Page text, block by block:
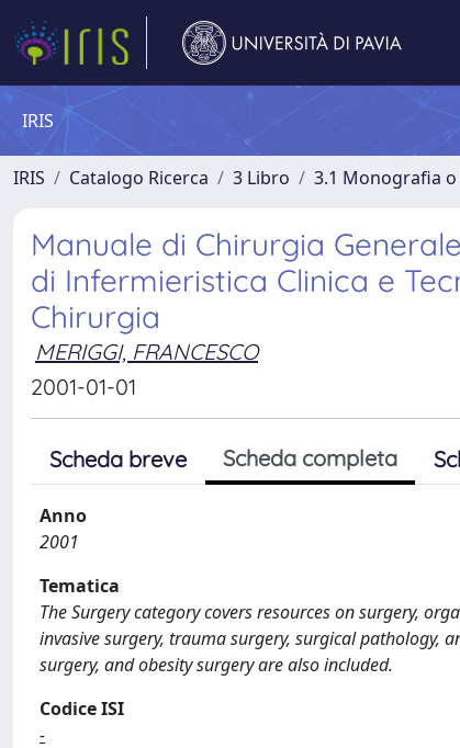
IRIS
IRIS Catalogo Ricerca 3 Libro 3.1 Monografia
Manuale di Chirurgia
di Infermieristica Clinica e
Chirurgia
MERIGGI, FRANCESCO
2001-01-01
Scheda breve Scheda completa
Anno
2001
Tematica
The Surgery category covers resources on surgery,
invasive surgery, trauma surgery, surgical pathology,
surgery, and obesity surgery are also included.
Codice ISI
-